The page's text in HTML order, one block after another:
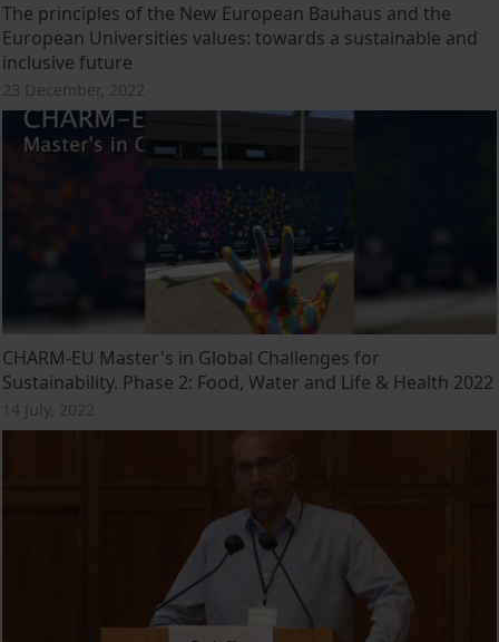
The principles of the New European Bauhaus and the
European Universities values: towards a sustainable and
inclusive future
23 December, 2022
CHARM-EU Master's in Global Challenges for
Sustainability. Phase 2: Food, Water and Life & Health 2022
14 July, 2022